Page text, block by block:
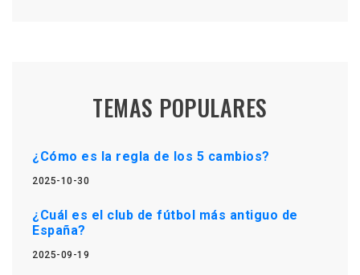
TEMAS POPULARES
¿Cómo es la regla de los 5 cambios?
2025-10-30
¿Cuál es el club de fútbol más antiguo de
España?
2025-09-19